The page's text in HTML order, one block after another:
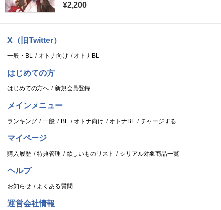
¥2,200
X（旧Twitter）
一般・BL オトナ向け オトナBL
はじめての方
はじめての方へ 新規会員登録
メインメニュー
ランキング 一般 BL オトナ向け オトナBL チャージする
マイページ
購入履歴 特典管理 欲しいものリスト シリアル対象商品一覧
ヘルプ
お知らせ よくある質問
運営会社情報